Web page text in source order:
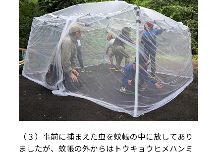
（３）事前に捕まえた虫を蚊帳の中に放してあり
ましたが、蚊帳の外からはトウキョウヒメハンミ